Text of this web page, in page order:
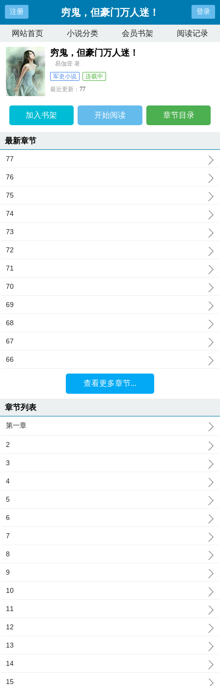
注册 穷鬼，但豪门万人迷！ 登录
网站首页 小说分类 会员书架 阅读记录
穷鬼，但豪门万人迷！
易伽壹 著
军史小说
连载中
最近更新：77
加入书架 开始阅读 章节目录
最新章节
77
76
75
74
73
72
71
70
69
68
67
66
查看更多章节...
章节列表
第一章
2
3
4
5
6
7
8
9
10
11
12
13
14
15